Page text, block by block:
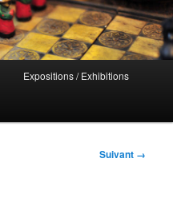
Expositions / Exhibitions
Suivant →